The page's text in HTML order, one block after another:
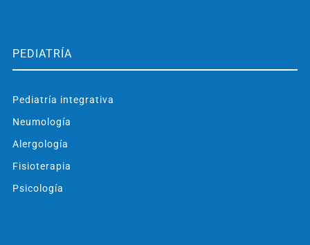
PEDIATRÍA
Pediatría integrativa
Neumología
Alergología
Fisioterapia
Psicología